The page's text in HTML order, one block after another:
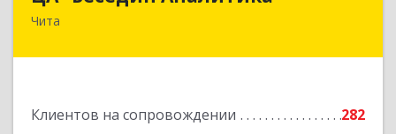
Чита
Клиентов на сопровождении
282